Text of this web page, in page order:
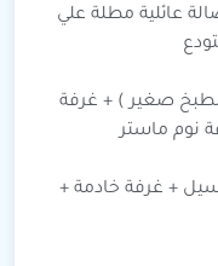
عائلية مطلة علي
صغير ) + غرفة
+ غرفة خادمة +